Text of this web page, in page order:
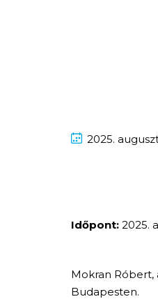
2025.
Időpont: 2025.
Mokran Róbert,
Budapesten.